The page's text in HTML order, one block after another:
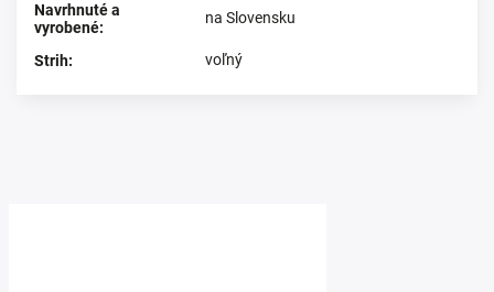
Navrhnuté a
vyrobené:
na Slovensku
Strih: voľný